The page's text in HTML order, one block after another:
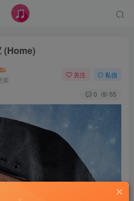
(Home)
新
关注 私信
0 55